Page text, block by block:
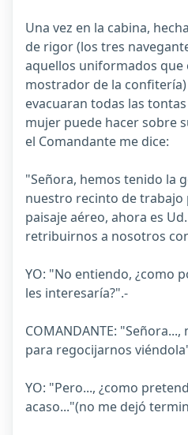
Una vez en la cabina,
de rigor (los tres
aquellos uniformados que
mostrador de la
evacuaran todas las
mujer puede hacer sobre
el Comandante me dice:
"Señora, hemos tenido la
nuestro recinto de
paisaje aéreo, ahora es
retribuirnos a nosotros
YO: "No entiendo, ¿como
les interesaría?".-
COMANDANTE:
para regocijarnos
YO: "Pero..., ¿como
acaso..."(no me dejó